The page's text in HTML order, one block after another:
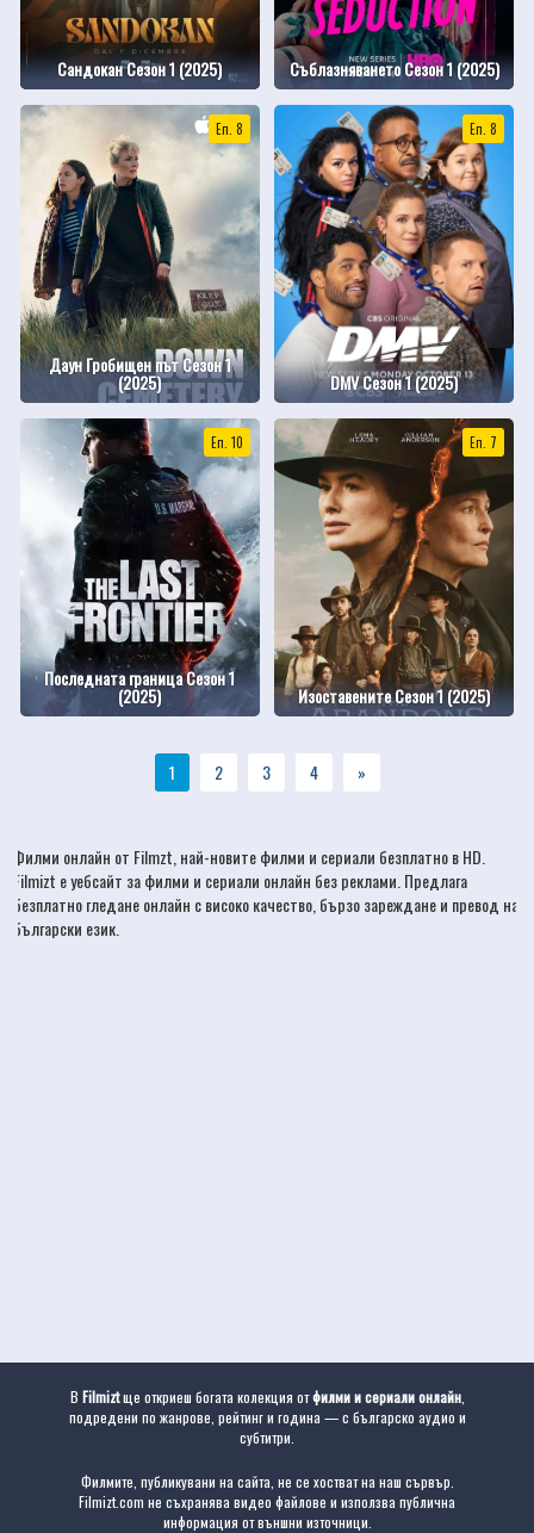
Сандокан Сезон 1 (2025) Съблазняването Сезон 1 (2025)
Еп. 8
Даун Гробищен път Сезон 1
(2025)
Еп. 8
DMV Сезон 1 (2025)
Еп. 10
Последната граница Сезон 1
(2025)
Еп. 7
Изоставените Сезон 1 (2025)
1 2 3 4 »
Филми онлайн от Filmzt, най-новитефилми и сериали безплатно в HD.
Filmizt е уебсайт за филми и сериали онлайн без реклами. Предлага
безплатно гледане онлайн с високо качество, бързо зареждане и превод на
български език.
В Filmiztще откриеш богата колекция отфилми и сериали онлайн,
подредени по жанрове, рейтинг и година — с българско аудио и
субтитри.
Филмите, публикувани на сайта, не се хостват на наш сървър.
Filmizt.com не съхранява видео файлове и използва публична
информация от външни източници.